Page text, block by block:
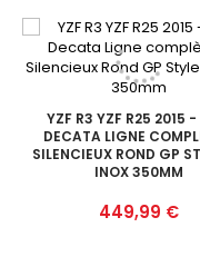
YZF R3 YZF R25 2015 -
DECATA LIGNE
SILENCIEUX ROND GP
INOX 350MM
Prix
449,99 €